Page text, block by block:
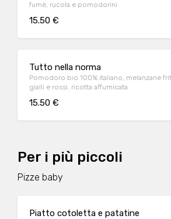
fumè, rucola e pomodorini
15.50 €
Tutto nella norma
Pomodoro bio 100% italiano, melanzane
gialli e rossi, ricotta affumicata
15.50 €
Per i più piccoli
Pizze baby
Piatto cotoletta e patatine